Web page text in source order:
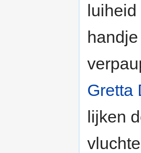
Gretta
lijken